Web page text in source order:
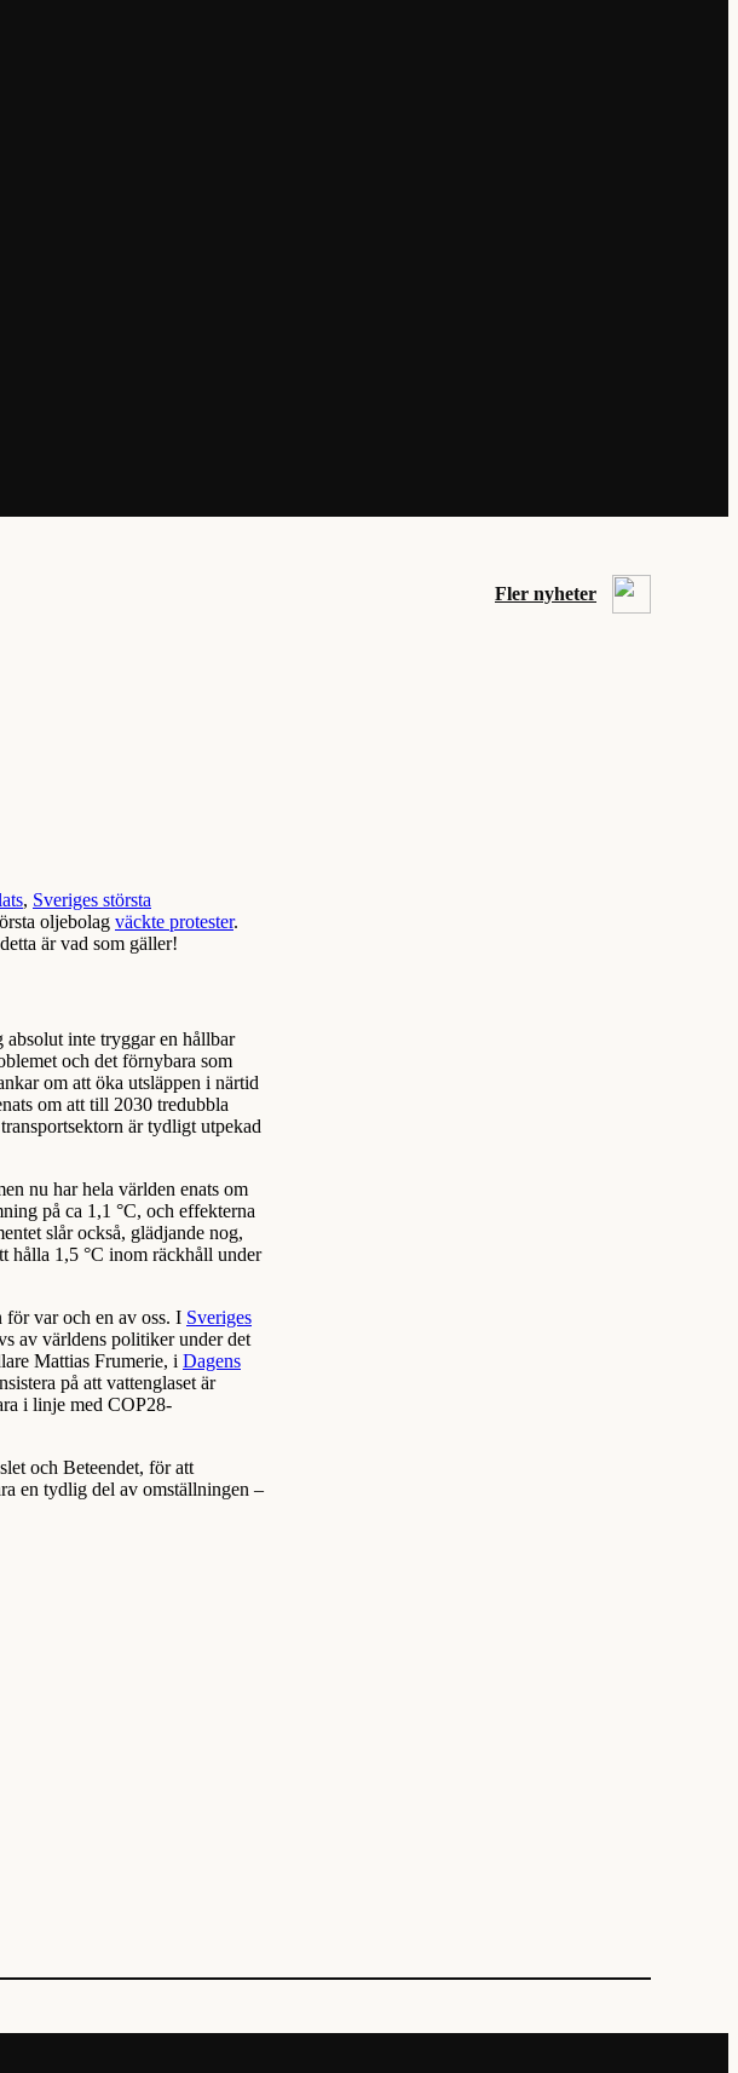
Fler nyheter
, Sveriges största
oljebolag väckte protester.
är vad som gäller!
absolut inte tryggar en hållbar
och det förnybara som
om att öka utsläppen i närtid
om att till 2030 tredubbla
är tydligt utpekad
nu har hela världen enats om
på ca 1,1 °C, och effekterna
slår också, glädjande nog,
hålla 1,5 °C inom räckhåll under
var och en av oss. I Sveriges
av världens politiker under det
Mattias Frumerie, i Dagens
på att vattenglaset är
i linje med COP28-
och Beteendet, för att
en tydlig del av omställningen –